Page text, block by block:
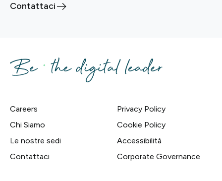
Contattaci
Careers
Chi Siamo
Le nostre sedi
Contattaci
Privacy Policy
Cookie Policy
Accessibilità
Corporate Governance